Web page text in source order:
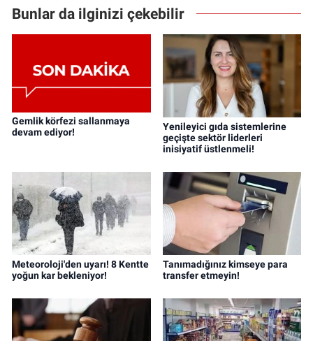
Bunlar da ilginizi çekebilir
Gemlik körfezi sallanmaya
devam ediyor!
Yenileyici gıda sistemlerine
geçişte sektör liderleri
inisiyatif üstlenmeli!
Meteoroloji'den uyarı! 8 Kentte
yoğun kar bekleniyor!
Tanımadığınız kimseye para
transfer etmeyin!